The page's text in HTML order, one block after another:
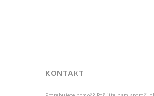
KONTAKT